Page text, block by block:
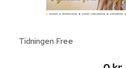
Tidningen Free